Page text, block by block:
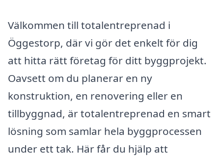
Välkommen till totalentreprenad i
Öggestorp, där vi gör det enkelt för dig
att hitta rätt företag för ditt byggprojekt.
Oavsett om du planerar en ny
konstruktion, en renovering eller en
tillbyggnad, är totalentreprenad en smart
lösning som samlar hela byggprocessen
under ett tak. Här får du hjälp att